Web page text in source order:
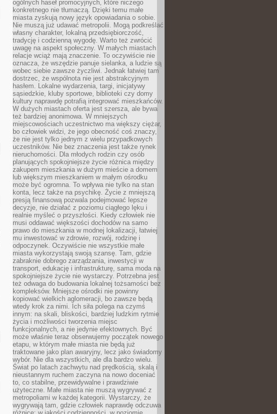
ogólnych haseł promocyjnych, które niczego
konkretnego nie tłumaczą. Dzięki temu małe
miasta zyskują nowy język opowiadania o sobie.
Nie muszą już udawać metropolii. Mogą podkreślać
własny charakter, lokalną przedsiębiorczość,
tradycję i codzienną wygodę. Warto też zwrócić
uwagę na aspekt społeczny. W małych miastach
relacje wciąż mają znaczenie. To oczywiście nie
oznacza, że wszędzie panuje sielanka, a ludzie są
wobec siebie zawsze życzliwi. Jednak łatwiej tam
dostrzec, że wspólnota nie jest abstrakcyjnym
hasłem. Lokalne wydarzenia, targi, inicjatywy
sąsiedzkie, kluby sportowe, biblioteki czy domy
kultury naprawdę potrafią integrować mieszkańców.
W dużych miastach oferta jest szersza, ale bywa
też bardziej anonimowa. W mniejszych
miejscowościach uczestnictwo ma większy ciężar,
bo człowiek widzi, że jego obecność coś znaczy,
że nie jest tylko jednym z wielu przypadkowych
uczestników. Nie bez znaczenia jest także rynek
nieruchomości. Dla młodych rodzin czy osób
planujących spokojniejsze życie różnica między
zakupem mieszkania w dużym mieście a domem
lub większym mieszkaniem w małym ośrodku
może być ogromna. To wpływa nie tylko na stan
konta, lecz także na psychikę. Życie z mniejszą
presją finansową pozwala podejmować lepsze
decyzje, nie działać z poziomu ciągłego lęku i
realnie myśleć o przyszłości. Kiedy człowiek nie
musi oddawać większości dochodów na samo
prawo do mieszkania w modnej lokalizacji, łatwiej
mu inwestować w zdrowie, rozwój, rodzinę i
odpoczynek. Oczywiście nie wszystkie małe
miasta wykorzystają swoją szansę. Tam, gdzie
zabraknie dobrego zarządzania, inwestycji w
transport, edukację i infrastrukturę, sama moda na
spokojniejsze życie nie wystarczy. Potrzebna jest
też odwaga do budowania lokalnej tożsamości bez
kompleksów. Mniejsze ośrodki nie powinny
kopiować wielkich aglomeracji, bo zawsze będą
wtedy krok za nimi. Ich siła polega na czymś
innym: na skali, bliskości, bardziej ludzkim rytmie
życia i możliwości tworzenia miejsc
funkcjonalnych, a nie jedynie efektownych. Być
może właśnie teraz obserwujemy początek nowego
etapu, w którym małe miasta nie będą już
traktowane jako plan awaryjny, lecz jako świadomy
wybór. Nie dla wszystkich, ale dla bardzo wielu.
Świat po latach zachwytu nad prędkością, skalą i
nieustannym ruchem zaczyna na nowo doceniać
to, co stabilne, przewidywalne i prawdziwie
użyteczne. Małe miasta nie muszą wygrywać z
metropoliami w każdej kategorii. Wystarczy, że
wygrywają tam, gdzie człowiek naprawdę odczuwa